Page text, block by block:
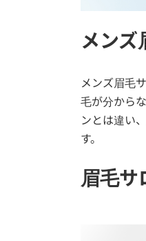
メンズ
メンズ眉毛
毛が分から
ンとは違い
す。
眉毛サ